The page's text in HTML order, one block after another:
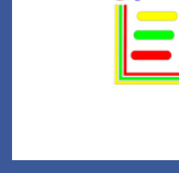
ЭРДЭНЭТ-БУЛГАНЫ
Төрийн өмчит
Булган, Архангай,